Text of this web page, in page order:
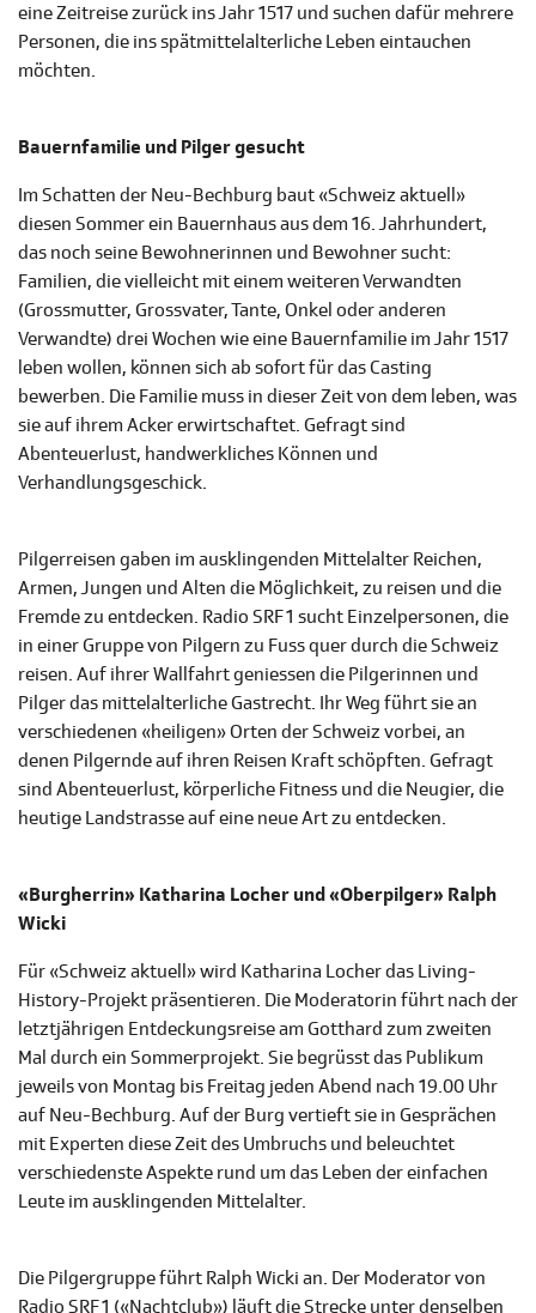
eine Zeitreise zurück ins Jahr 1517 und suchen dafür mehrere
Personen, die ins spätmittelalterliche Leben eintauchen
möchten.
Bauernfamilie und Pilger gesucht
Im Schatten der Neu-Bechburg baut «Schweiz aktuell»
diesen Sommer ein Bauernhaus aus dem 16. Jahrhundert,
das noch seine Bewohnerinnen und Bewohner sucht:
Familien, die vielleicht mit einem weiteren Verwandten
(Grossmutter, Grossvater, Tante, Onkel oder anderen
Verwandte) drei Wochen wie eine Bauernfamilie im Jahr 1517
leben wollen, können sich ab sofort für das Casting
bewerben. Die Familie muss in dieser Zeit von dem leben, was
sie auf ihrem Acker erwirtschaftet. Gefragt sind
Abenteuerlust, handwerkliches Können und
Verhandlungsgeschick.
Pilgerreisen gaben im ausklingenden Mittelalter Reichen,
Armen, Jungen und Alten die Möglichkeit, zu reisen und die
Fremde zu entdecken. Radio SRF 1 sucht Einzelpersonen, die
in einer Gruppe von Pilgern zu Fuss quer durch die Schweiz
reisen. Auf ihrer Wallfahrt geniessen die Pilgerinnen und
Pilger das mittelalterliche Gastrecht. Ihr Weg führt sie an
verschiedenen «heiligen» Orten der Schweiz vorbei, an
denen Pilgernde auf ihren Reisen Kraft schöpften. Gefragt
sind Abenteuerlust, körperliche Fitness und die Neugier, die
heutige Landstrasse auf eine neue Art zu entdecken.
«Burgherrin» Katharina Locher und «Oberpilger» Ralph
Wicki
Für «Schweiz aktuell» wird Katharina Locher das Living-
History-Projekt präsentieren. Die Moderatorin führt nach der
letztjährigen Entdeckungsreise am Gotthard zum zweiten
Mal durch ein Sommerprojekt. Sie begrüsst das Publikum
jeweils von Montag bis Freitag jeden Abend nach 19.00 Uhr
auf Neu-Bechburg. Auf der Burg vertieft sie in Gesprächen
mit Experten diese Zeit des Umbruchs und beleuchtet
verschiedenste Aspekte rund um das Leben der einfachen
Leute im ausklingenden Mittelalter.
Die Pilgergruppe führt Ralph Wicki an. Der Moderator von
Radio SRF 1 («Nachtclub») läuft die Strecke unter denselben